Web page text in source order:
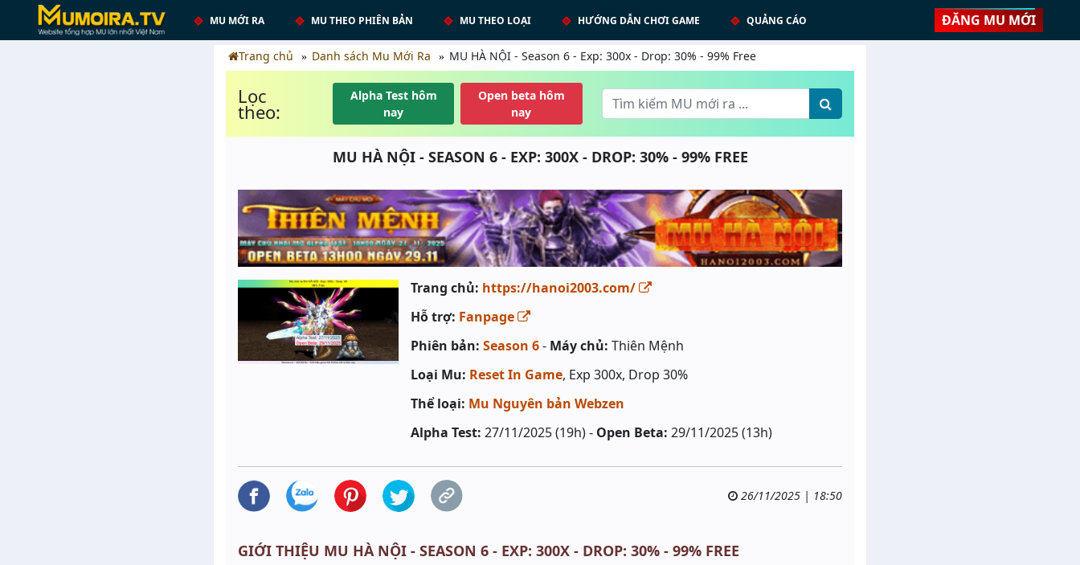
MU MỚI RA MU THEO PHIÊN BẢN MU THEO LOẠI HƯỚNG DẪN CHƠI GAME QUẢNG CÁO ĐĂNG MU MỚI
Trang chủ Danh sách Mu Mới Ra MU HÀ NỘI - Season 6 - Exp: 300x - Drop: 30% - 99% Free
Lọc
theo:
Alpha Test hôm
nay
Open beta hôm
nay
MU HÀ NỘI - SEASON 6 - EXP: 300X - DROP: 30% - 99% FREE
Trang chủ: https://hanoi2003.com/
Hỗ trợ: Fanpage
Phiên bản: Season 6- Máy chủ: Thiên Mệnh
Loại Mu: Reset In Game, Exp 300x, Drop 30%
Thể loại: Mu Nguyên bản Webzen
Alpha Test: 27/11/2025 (19h) - Open Beta: 29/11/2025 (13h)
26/11/2025 | 18:50
GIỚI THIỆU MU HÀ NỘI - SEASON 6 - EXP: 300X - DROP: 30% - 99% FREE